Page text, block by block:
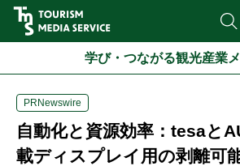
学び・つながる観光産業
PRNewswire
自動化と資源効率：tesaと
載ディスプレイ用の剥離可